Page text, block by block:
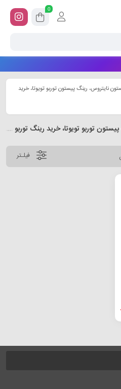
0
نایتروس، رینگ پیستون توربو تویوتا، خرید
توربو تویوتا، خرید رینگ توربو
فیلـتر